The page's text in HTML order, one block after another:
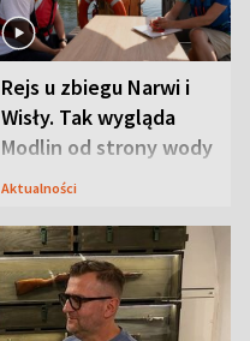
Rejs u zbiegu Narwi i
Wisły. Tak wygląda
Modlin od strony wody
Aktualności